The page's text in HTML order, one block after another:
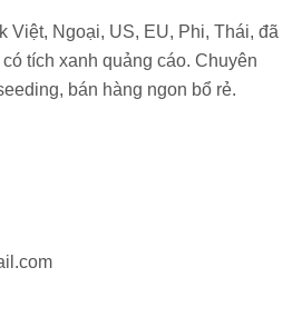
Việt, Ngoại, US, EU, Phi, Thái, đã
tích xanh quảng cáo. Chuyên
bán hàng ngon bổ rẻ.